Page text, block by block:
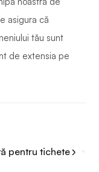
asigura că
tău sunt
de extensia pe
pentru tichete